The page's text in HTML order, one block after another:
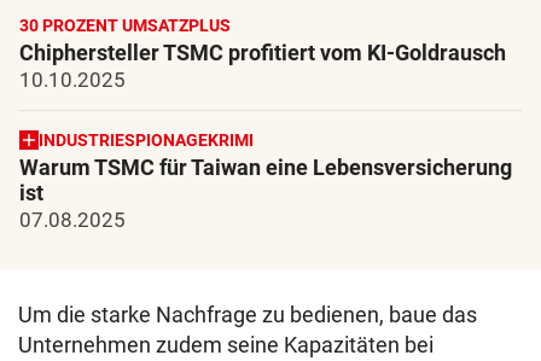
30 PROZENT UMSATZPLUS
Chiphersteller TSMC profitiert vom KI-Goldrausch
10.10.2025
INDUSTRIESPIONAGEKRIMI
Warum TSMC für Taiwan eine Lebensversicherung
ist
07.08.2025
Um die starke Nachfrage zu bedienen, baue das
Unternehmen zudem seine Kapazitäten bei